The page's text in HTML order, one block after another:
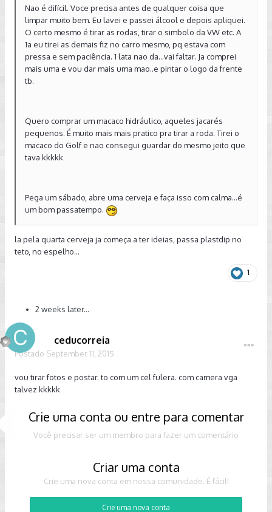
Nao é difícil. Voce precisa antes de qualquer coisa que
limpar muito bem. Eu lavei e passei álcool e depois apliquei.
O certo mesmo é tirar as rodas, tirar o simbolo da VW etc. A
1a eu tirei as demais fiz no carro mesmo, pq estava com
pressa e sem paciência. 1 lata nao da...vai faltar. Ja comprei
mais uma e vou dar mais uma mao..e pintar o logo da frente
tb.
Quero comprar um macaco hidráulico, aqueles jacarés
pequenos. É muito mais mais pratico pra tirar a roda. Tirei o
macaco do Golf e nao consegui guardar do mesmo jeito que
tava kkkkk
Pega um sábado, abre uma cerveja e faça isso com calma...é
um bom passatempo.
la pela quarta cerveja ja começa a ter ideias, passa plastdip no
teto, no espelho...
1
2 weeks later...
ceducorreia
Postado September 11, 2015
vou tirar fotos e postar. to com um cel fulera. com camera vga
talvez kkkkk
Crie uma conta ou entre para comentar
Você precisar ser um membro para fazer um comentário
Criar uma conta
Crie uma nova conta em nossa comunidade. É fácil!
Crie uma nova conta